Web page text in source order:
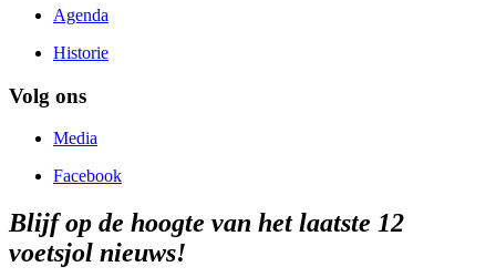
Agenda
Historie
Volg ons
Media
Facebook
Blijf op de hoogte van het laatste 12
voetsjol nieuws!